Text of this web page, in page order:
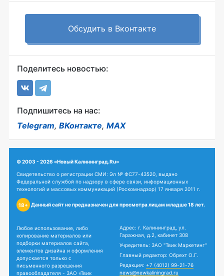
Обсудить в Вконтакте
Поделитесь новостью:
Подпишитесь на нас:
Telegram, ВКонтакте, MAX
© 2003 - 2026 «Новый Калининград.Ru»
Свидетельство о регистрации СМИ: Эл № ФС77-43520, выдано
Федеральной службой по надзору в сфере связи, информационных
технологий и массовых коммуникаций (Роскомнадзор) 17 января 2011 г.
18+ Данный сайт не предназначен для просмотра лицам младше 18 лет.
Любое использование, либо
копирование материалов или
подборки материалов сайта,
элементов дизайна и оформления
допускается только с
письменного разрешения
правообладателя - ЗАО «Твик
Адрес: г. Калининград, ул.
Гаражная, д.2, кабинет 308
Учредитель: ЗАО "Твик Маркетинг"
Главный редактор: Обрехт О.Г.
Редакция: +7 (4012) 99-21-76
news@newkaliningrad.ru